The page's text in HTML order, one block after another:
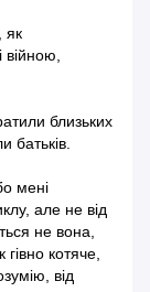
як
близьких
батьків.
мені
але не від
не вона,
котяче,
від